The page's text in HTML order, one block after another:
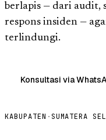
berlapis — dari audit,
respons insiden —
terlindungi.
Konsultasi via
KABUPATEN · SUMATERA